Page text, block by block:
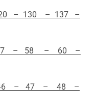
– 130 – 137 –
– 58 – 60 –
– 47 – 48 –